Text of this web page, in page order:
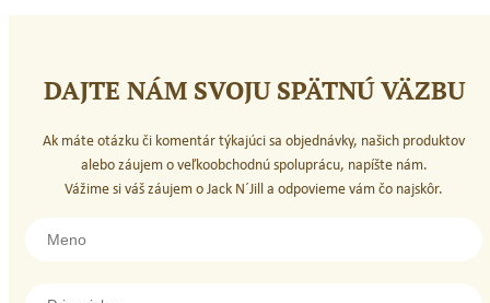
DAJTE NÁM SVOJU SPÄTNÚ VÄZBU
Ak máte otázku či komentár týkajúci sa objednávky, našich produktov
alebo záujem o veľkoobchodnú spoluprácu, napíšte nám.
Vážime si váš záujem o Jack N´Jill a odpovieme vám čo najskôr.